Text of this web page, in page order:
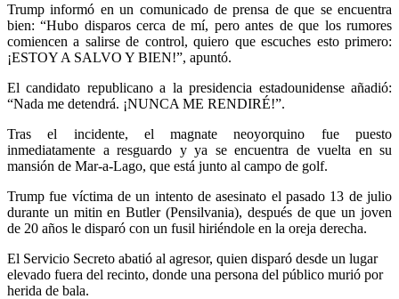
Trump informó en un comunicado de prensa de que se encuentra
bien: “Hubo disparos cerca de mí, pero antes de que los rumores
comiencen a salirse de control, quiero que escuches esto primero:
¡ESTOY A SALVO Y BIEN!”, apuntó.
El candidato republicano a la presidencia estadounidense añadió:
“Nada me detendrá. ¡NUNCA ME RENDIRÉ!”.
Tras el incidente, el magnate neoyorquino fue puesto
inmediatamente a resguardo y ya se encuentra de vuelta en su
mansión de Mar-a-Lago, que está junto al campo de golf.
Trump fue víctima de un intento de asesinato el pasado 13 de julio
durante un mitin en Butler (Pensilvania), después de que un joven
de 20 años le disparó con un fusil hiriéndole en la oreja derecha.
El Servicio Secreto abatió al agresor, quien disparó desde un lugar
elevado fuera del recinto, donde una persona del público murió por
herida de bala.